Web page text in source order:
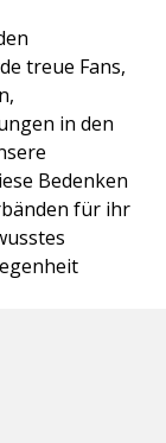
treue Fans,
in den
Bedenken
für ihr